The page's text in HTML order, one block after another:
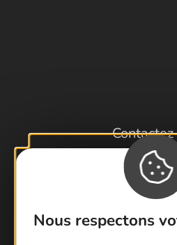
Nous respectons
Foire aux
Cartoguides et
Latitude